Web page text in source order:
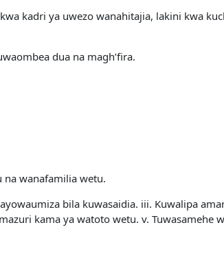
kadri ya uwezo wanahitajia, lakini kwa
dua na magh’fira.
na wanafamilia wetu.
bila kuwasaidia. iii. Kuwalipa
kama ya watoto wetu. v.